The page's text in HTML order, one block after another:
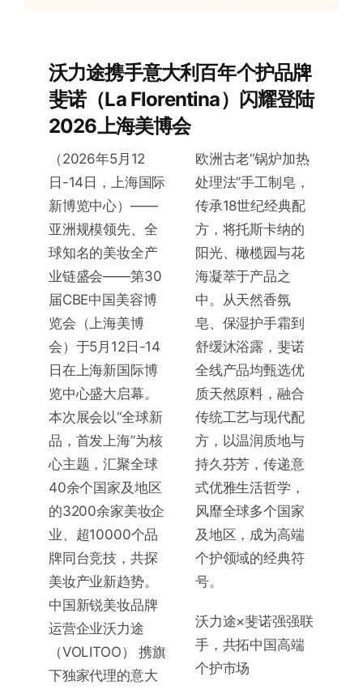
沃力途携手意大利百年个护品牌
斐诺（La Florentina）闪耀登陆
2026上海美博会
（2026年5月12
日-14日，上海国际
新博览中心）——
亚洲规模领先、全
球知名的美妆全产
业链盛会——第30
届CBE中国美容博
览会（上海美博
会）于5月12日-14
日在上海新国际博
览中心盛大启幕。
本次展会以“全球新
品，首发上海”为核
心主题，汇聚全球
40余个国家及地区
的3200余家美妆企
业、超10000个品
牌同台竞技，共探
美妆产业新趋势。
中国新锐美妆品牌
运营企业沃力途
（VOLITOO） 携旗
下独家代理的意大
欧洲古老“锅炉加热
处理法”手工制皂，
传承18世纪经典配
方，将托斯卡纳的
阳光、橄榄园与花
海凝萃于产品之
中。从天然香氛
皂、保湿护手霜到
舒缓沐浴露，斐诺
全线产品均甄选优
质天然原料，融合
传统工艺与现代配
方，以温润质地与
持久芬芳，传递意
式优雅生活哲学，
风靡全球多个国家
及地区，成为高端
个护领域的经典符
号。
沃力途×斐诺强强联
手，共拓中国高端
个护市场